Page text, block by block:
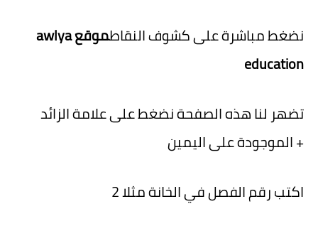
نضغط مباشرة على كشوف النقاط
موقع awlya
education
تضهر لنا هذه الصفحة نضغط علىعلامة الزائد
+الموجودة على اليمين
اكتب رقم الفصل في الخانة مثلا 2